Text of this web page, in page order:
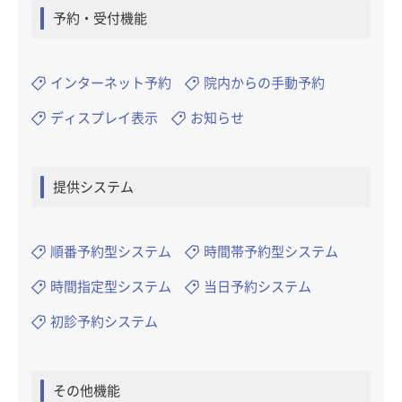
予約・受付機能
インターネット予約 院内からの手動予約
ディスプレイ表示 お知らせ
提供システム
順番予約型システム 時間帯予約型システム
時間指定型システム 当日予約システム
初診予約システム
その他機能